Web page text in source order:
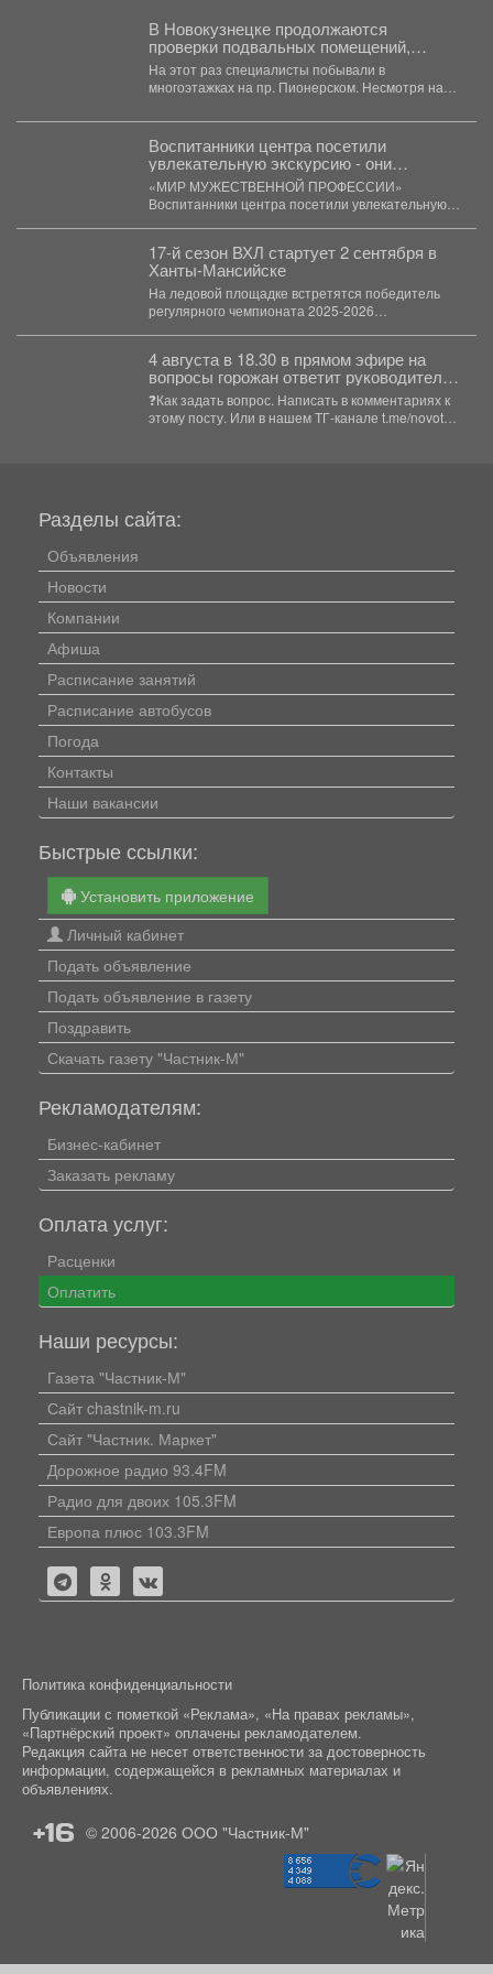
В Новокузнецке продолжаются
проверки подвальных помещений,
которые при необходимости могут
служить временным укрытием для
граждан.
На этот раз специалисты побывали в
многоэтажках на пр. Пионерском. Несмотря на
Воспитанники центра посетили
увлекательную экскурсию - они
побывали на территории пожарной
части.
«МИР МУЖЕСТВЕННОЙ ПРОФЕССИИ»
Воспитанники центра посетили увлекательную
17-й сезон ВХЛ стартует 2 сентября в
Ханты-Мансийске
На ледовой площадке встретятся победитель
регулярного чемпионата 2025-2026
4 августа в 18.30 в прямом эфире на
вопросы горожан ответит руководитель
администрации Куйбышевского района
Сергей Николаевич Маисеев.
❓Как задать вопрос. Написать в комментариях к
этому посту. Или в нашем ТГ-канале t.me/novotv
Разделы сайта:
Объявления
Новости
Компании
Афиша
Расписание занятий
Расписание автобусов
Погода
Контакты
Наши вакансии
Быстрые ссылки:
Установить приложение
Личный кабинет
Подать объявление
Подать объявление в газету
Поздравить
Скачать газету "Частник-М"
Рекламодателям:
Бизнес-кабинет
Заказать рекламу
Оплата услуг:
Расценки
Оплатить
Наши ресурсы:
Газета "Частник-М"
Сайт chastnik-m.ru
Сайт "Частник. Маркет"
Дорожное радио 93.4FM
Радио для двоих 105.3FM
Европа плюс 103.3FM
Политика конфиденциальности
Публикации с пометкой «Реклама», «На правах рекламы»,
«Партнёрский проект» оплачены рекламодателем.
Редакция сайта не несет ответственности за достоверность
информации, содержащейся в рекламных материалах и
объявлениях.
+16 © 2006-2026 ООО "Частник-М"